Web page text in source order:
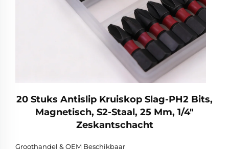
20 Stuks Antislip Kruiskop Slag-PH2 Bits,
Magnetisch, S2-Staal, 25 Mm, 1/4"
Zeskantschacht
Groothandel & OEM Beschikbaar